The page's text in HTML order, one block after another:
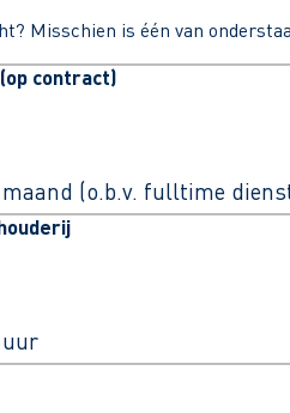
Misschien is één van
contract)
maand (o.b.v. fulltime
uur